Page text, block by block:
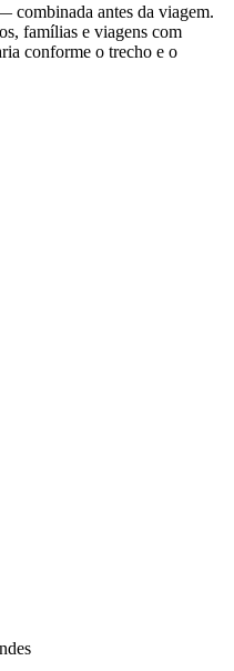
combinada antes da viagem.
famílias e viagens com
conforme o trecho e o